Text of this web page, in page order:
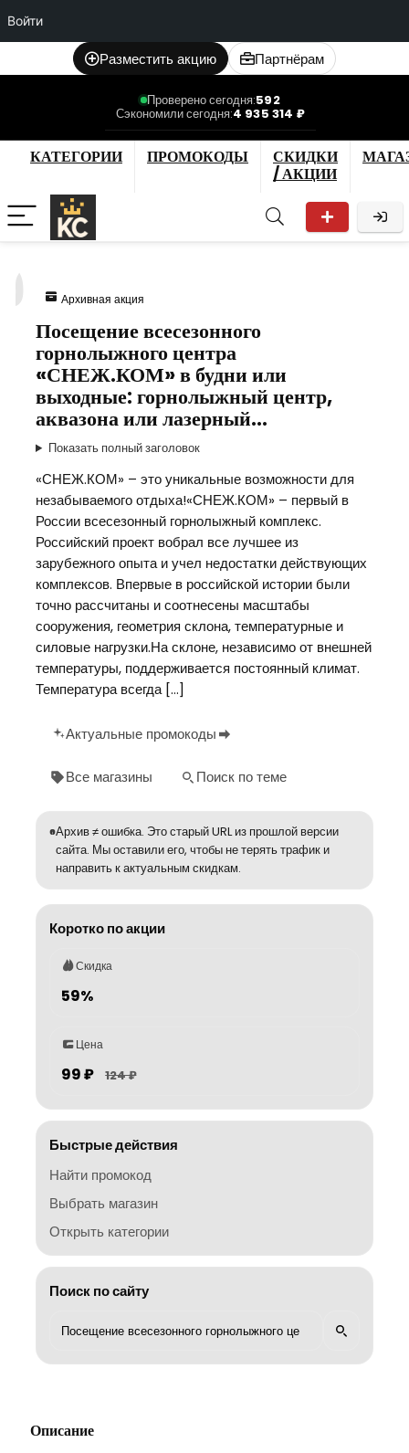
Войти
Разместить акцию Партнёрам
Проверено сегодня:592
Сэкономили сегодня:4 935 314 ₽
КАТЕГОРИИ ПРОМОКОДЫ
СКИДКИ
/ АКЦИИ
Архивная акция
Посещение всесезонного
горнолыжного центра
«СНЕЖ.КОМ» в будни или
выходные: горнолыжный центр,
аквазона или лазерный…
Показать полный заголовок
«СНЕЖ.КОМ» – это уникальные возможности для
незабываемого отдыха!«СНЕЖ.КОМ» – первый в
России всесезонный горнолыжный комплекс.
Российский проект вобрал все лучшее из
зарубежного опыта и учел недостатки действующих
комплексов. Впервые в российской истории были
точно рассчитаны и соотнесены масштабы
сооружения, геометрия склона, температурные и
силовые нагрузки.На склоне, независимо от внешней
температуры, поддерживается постоянный климат.
Температура всегда […]
Актуальные промокоды
Все магазины Поиск по теме
Архив ≠ ошибка. Это старый URL из прошлой версии
сайта. Мы оставили его, чтобы не терять трафик и
направить к актуальным скидкам.
Коротко по акции
Скидка
59%
Цена
99 ₽ 124 ₽
Быстрые действия
Найти промокод
Выбрать магазин
Открыть категории
Поиск по сайту
Описание